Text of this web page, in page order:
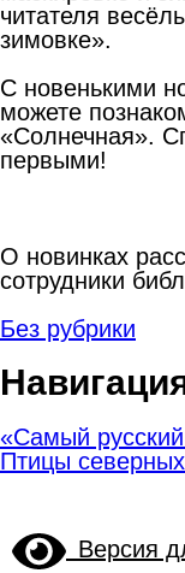
читателя
зимовке».
С новенькими
можете
«Солнечная».
первыми!
О новинках
сотрудники
Без рубрики
«Самый
Птицы северных
Версия